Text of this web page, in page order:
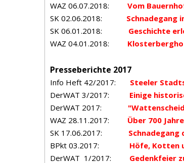
WAZ 06.07.2018: Vom
SK 02.06.2018: Schnadegang
SK 06.01.2018: Geschichte
WAZ 04.01.2018:
Presseberichte 2017
Info Heft 42/2017:
Steeler
DerWAT 3/2017: Einige
DerWAT 2017:
WAZ 28.11.2017: Über 700
SK 17.06.2017: Schnadegang
BPkt 03.2017: Höfe, Kotten
DerWAT 1/2017: Gedenkfeier